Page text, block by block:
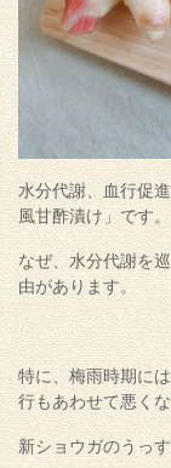
水分代謝、血行促
風甘酢漬け」です。
なぜ、水分代謝を
由があります。
特に、梅雨時期に
行もあわせて悪く
新ショウガのうっ